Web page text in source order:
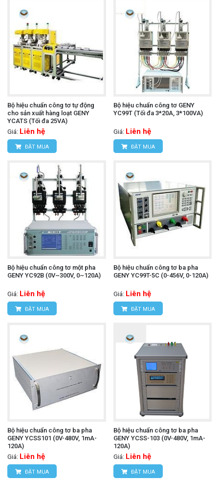
Bộ hiệu chuẩn công tơ tự động
cho sản xuất hàng loạt GENY
YCATS (Tối đa 25VA)
Giá: Liên hệ
ĐẶT MUA
Bộ hiệu chuẩn công tơ GENY
YC99T (Tối đa 3*20A, 3*100VA)
Giá: Liên hệ
ĐẶT MUA
Bộ hiệu chuẩn công tơ một pha
GENY YC92B (0V~300V, 0~120A)
Giá: Liên hệ
ĐẶT MUA
Bộ hiệu chuẩn công tơ ba pha
GENY YC99T-5C (0-456V, 0-120A)
Giá: Liên hệ
ĐẶT MUA
Bộ hiệu chuẩn công tơ ba pha
GENY YCSS101 (0V-480V, 1mA-
120A)
Giá: Liên hệ
ĐẶT MUA
Bộ hiệu chuẩn công tơ ba pha
GENY YCSS-103 (0V-480V, 1mA-
120A)
Giá: Liên hệ
ĐẶT MUA